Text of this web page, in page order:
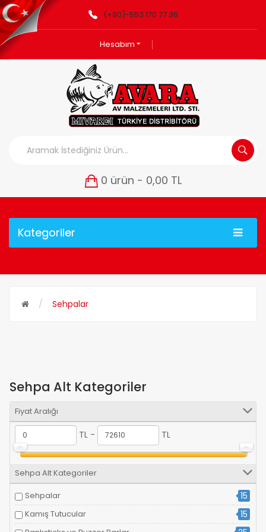
(+90)-553 170 77 36
Hesabım
0 ürün - 0,00 TL
Kategoriler
Sehpalar
Sehpa Alt Kategoriler
Fiyat Aralığı
TL - TL
Sehpa Alt Kategoriler
Sehpalar
15
Kamış Tutucular 15